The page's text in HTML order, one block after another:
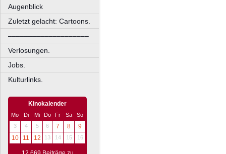
Augenblick
Zuletzt gelacht: Cartoons.
––––––––––––––––––––
Verlosungen.
Jobs.
Kulturlinks.
Kinokalender
Mo Di Mi Do Fr Sa
So
3
4 5 6 7 8
9
10
11 12 13 14 15 16